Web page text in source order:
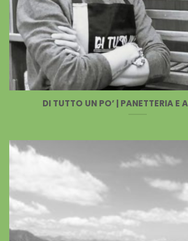
DI TUTTO UN PO’ | PANETTERIA E